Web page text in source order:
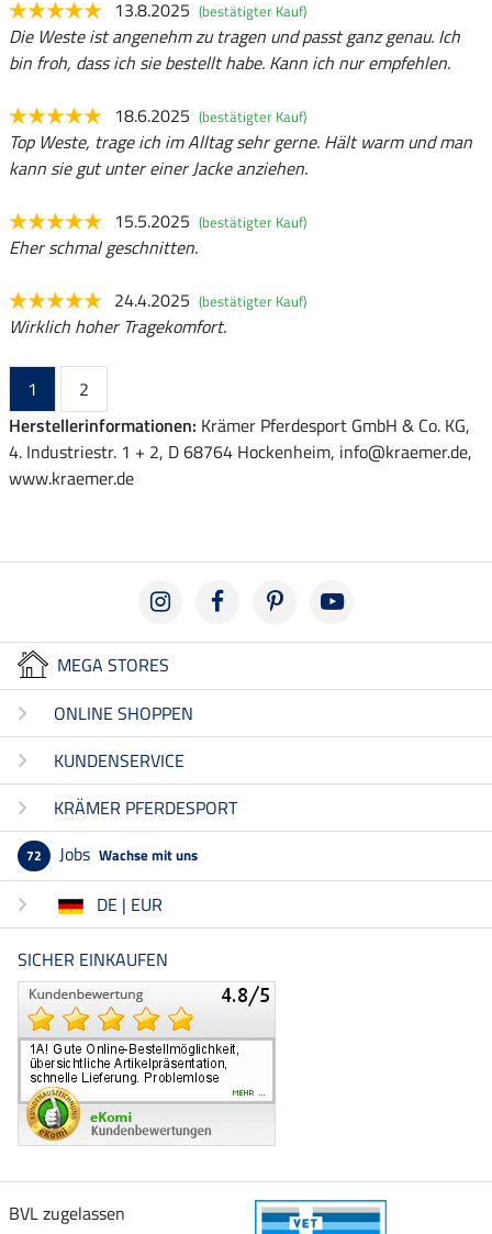
13.8.2025 (bestätigter Kauf)
Die Weste ist angenehm zu tragen und passt ganz genau. Ich
bin froh, dass ich sie bestellt habe. Kann ich nur empfehlen.
18.6.2025 (bestätigter Kauf)
Top Weste, trage ich im Alltag sehr gerne. Hält warm und man
kann sie gut unter einer Jacke anziehen.
15.5.2025 (bestätigter Kauf)
Eher schmal geschnitten.
24.4.2025 (bestätigter Kauf)
Wirklich hoher Tragekomfort.
1
2
Herstellerinformationen: Krämer Pferdesport GmbH & Co. KG,
4. Industriestr. 1 + 2, D 68764 Hockenheim, info@kraemer.de,
www.kraemer.de
MEGA STORES
ONLINE SHOPPEN
KUNDENSERVICE
KRÄMER PFERDESPORT
72 Jobs Wachse mit uns
DE | EUR
SICHER EINKAUFEN
BVL zugelassen